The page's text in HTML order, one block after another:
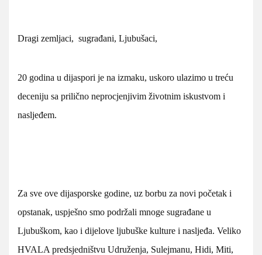
Dragi zemljaci, sugrađani, Ljubušaci,
20 godina u dijaspori je na izmaku, uskoro ulazimo u treću
deceniju sa prilično neprocjenjivim životnim iskustvom i
nasljeđem.
Za sve ove dijasporske godine, uz borbu za novi početak i
opstanak, uspješno smo podržali mnoge sugrađane u
Ljubuškom, kao i dijelove ljubuške kulture i nasljeđa. Veliko
HVALA predsjedništvu Udruženja, Sulejmanu, Hidi, Miti,